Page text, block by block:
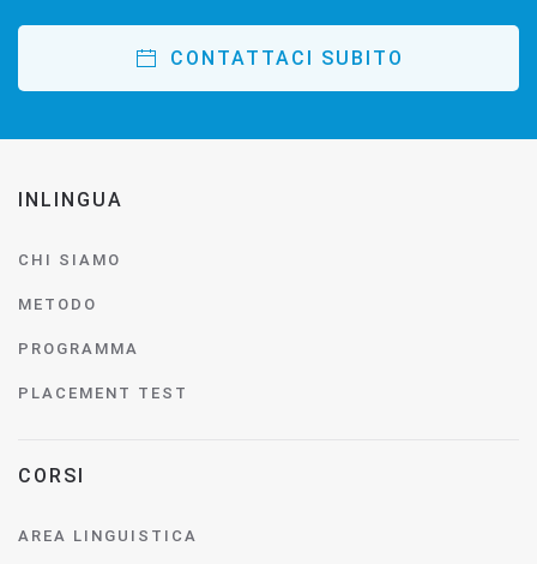
CONTATTACI SUBITO
INLINGUA
CHI SIAMO
METODO
PROGRAMMA
PLACEMENT TEST
CORSI
AREA LINGUISTICA